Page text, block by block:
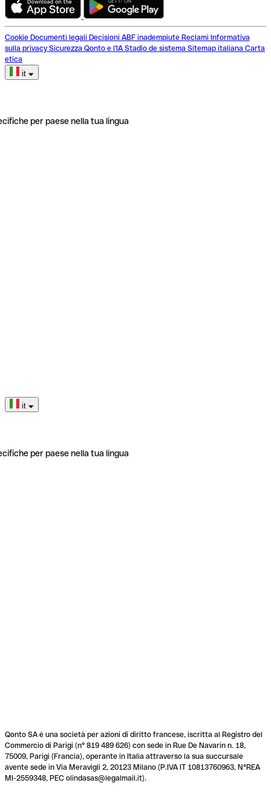
Cookie Documenti legali Decisioni ABF inadempiute Reclami Informativa
sulla privacy Sicurezza Qonto e l'IA Stadio de sistema Sitemap italiana Carta
etica
it
per paese nella tua lingua
it
per paese nella tua lingua
Qonto SA é una società per azioni di diritto francese, iscritta al Registro del
Commercio di Parigi (n° 819 489 626) con sede in Rue De Navarin n. 18,
75009, Parigi (Francia), operante in Italia attraverso la sua succursale
avente sede in Via Meravigli 2, 20123 Milano (P.IVA IT 10813760963, N°REA
MI-2559348, PEC olindasas@legalmail.it).